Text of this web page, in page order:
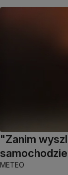
"Zanim
METEO